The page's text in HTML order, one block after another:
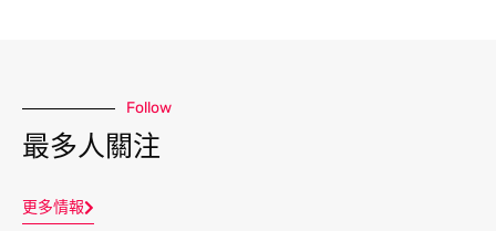
Follow
最多人關注
更多情報